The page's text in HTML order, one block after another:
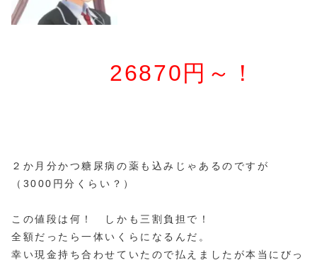
26870円～！
２か月分かつ糖尿病の薬も込みじゃあるのですが
（3000円分くらい？）
この値段は何！ しかも三割負担で！
全額だったら一体いくらになるんだ。
幸い現金持ち合わせていたので払えましたが本当にびっ